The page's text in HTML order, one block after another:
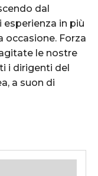
dal
in più
occasione. Forza
le nostre
i dirigenti del
a suon di